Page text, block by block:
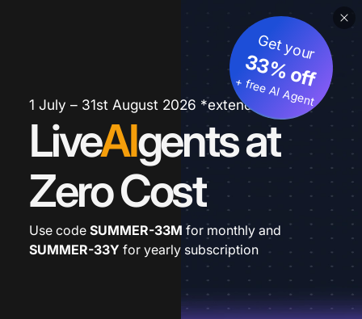
1 July – 31st August 2026 *extended
LiveAIgents at
Zero Cost
Get your
33% off
+ free AI Agent
Use code SUMMER-33M for monthly and
SUMMER-33Y for yearly subscription